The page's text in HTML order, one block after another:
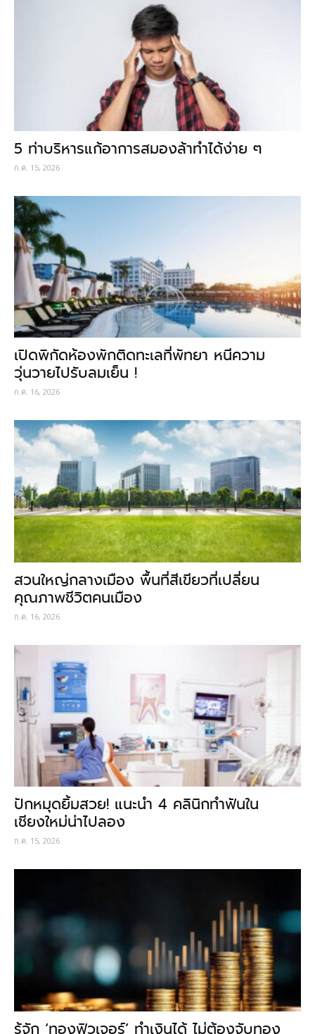
5 ท่าบริหารแก้อาการสมองล้าทำได้ง่าย ๆ
ก.ค. 15, 2026
เปิดพิกัดห้องพักติดทะเลที่พัทยา หนีความ
วุ่นวายไปรับลมเย็น !
ก.ค. 16, 2026
สวนใหญ่กลางเมือง พื้นที่สีเขียวที่เปลี่ยน
คุณภาพชีวิตคนเมือง
ก.ค. 16, 2026
ปักหมุดยิ้มสวย! แนะนำ 4 คลินิกทำฟันใน
เชียงใหม่น่าไปลอง
ก.ค. 15, 2026
รู้จัก ‘ทองฟิวเจอร์’ ทำเงินได้ ไม่ต้องจับทอง